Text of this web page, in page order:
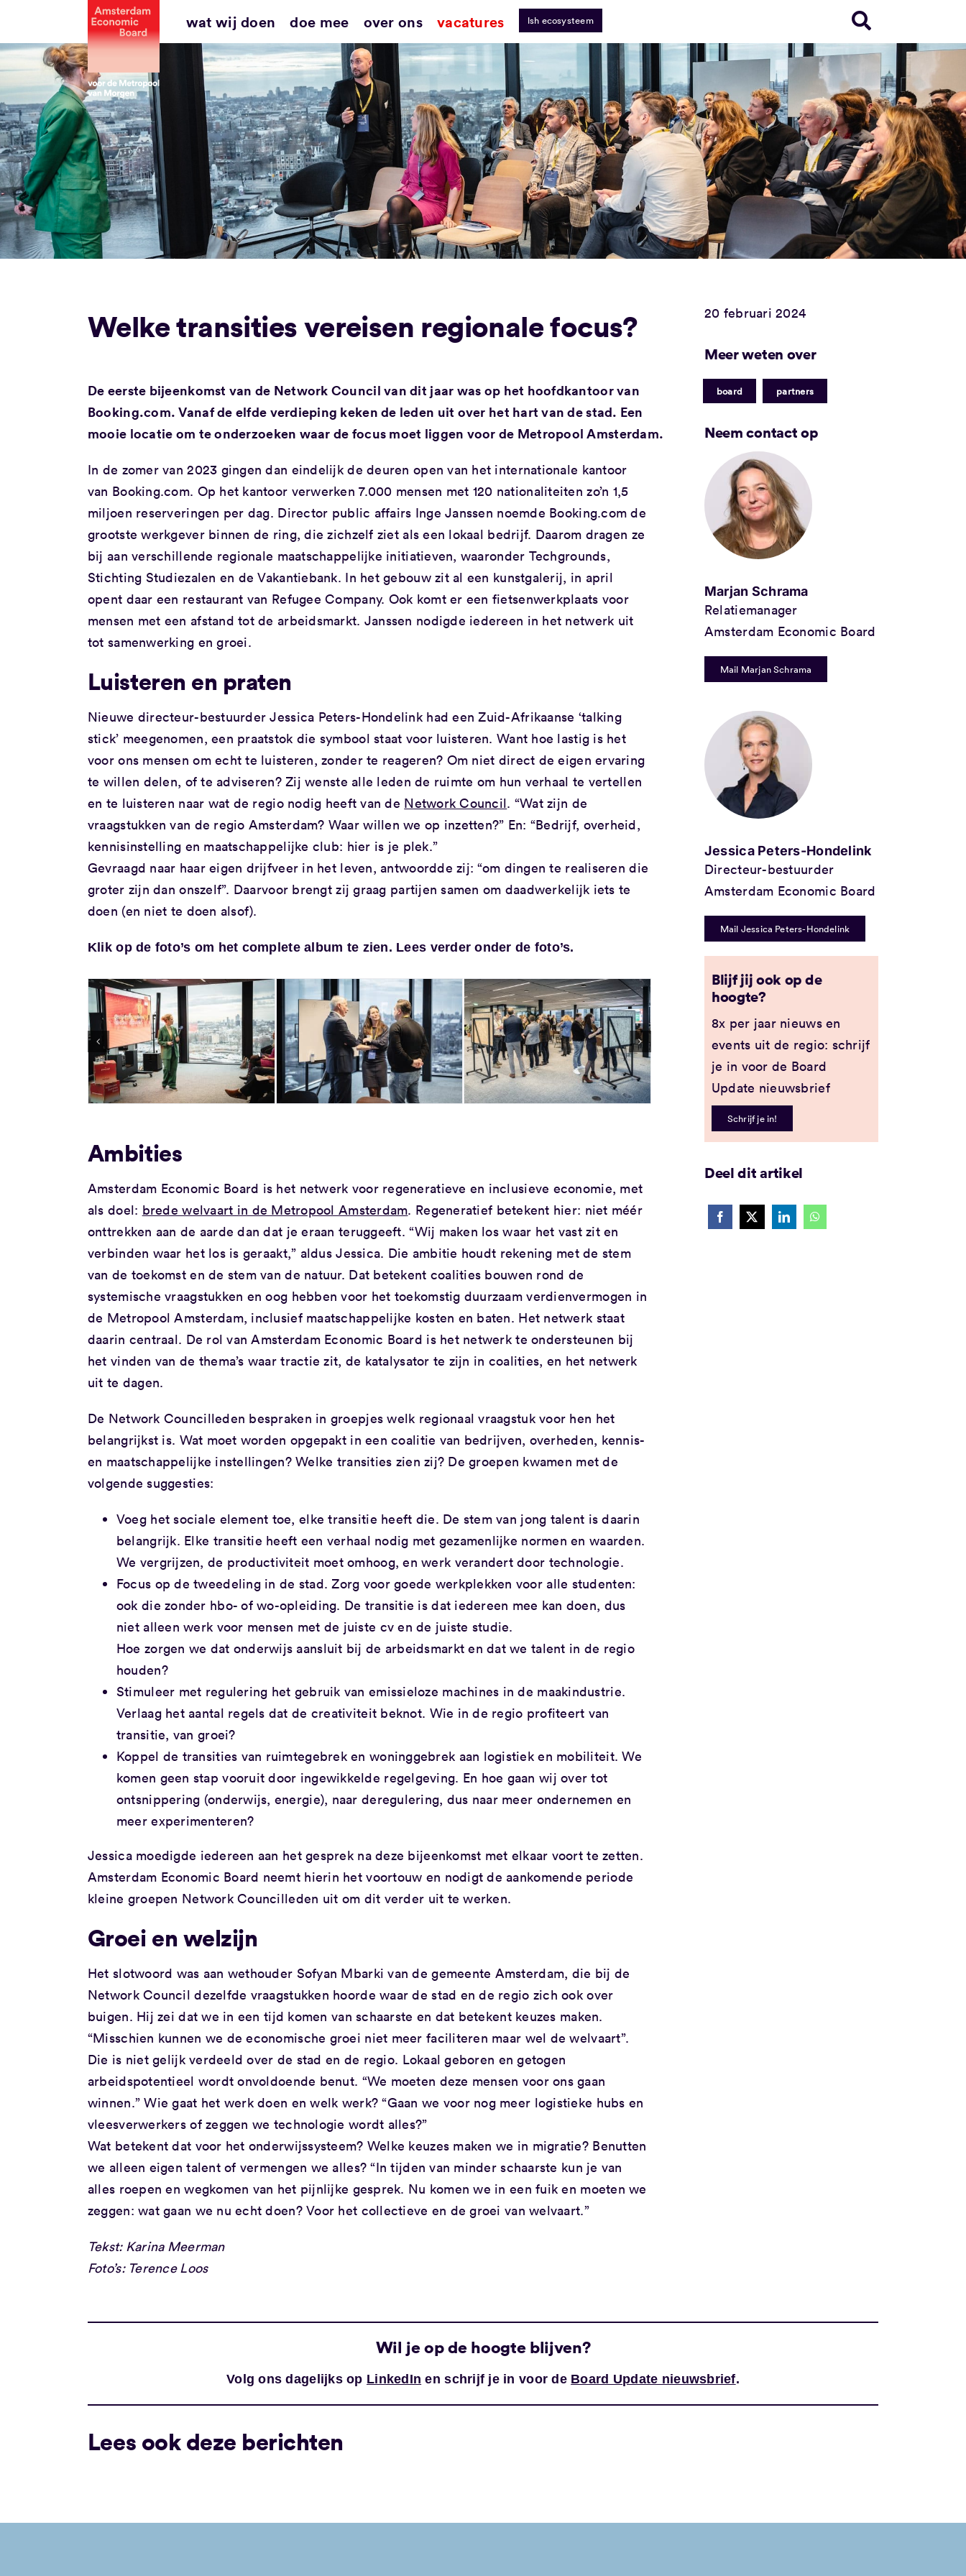
inhoud
wat wij doen doe mee over ons vacatures lsh ecosysteem
Welke transities vereisen regionale focus?
De eerste bijeenkomst van de Network Council van dit jaar was op het hoofdkantoor van
Booking.com. Vanaf de elfde verdieping keken de leden uit over het hart van de stad. Een
mooie locatie om te onderzoeken waar de focus moet liggen voor de Metropool Amsterdam.
In de zomer van 2023 gingen dan eindelijk de deuren open van het internationale kantoor
van Booking.com. Op het kantoor verwerken 7.000 mensen met 120 nationaliteiten zo’n 1,5
miljoen reserveringen per dag. Director public affairs Inge Janssen noemde Booking.com de
grootste werkgever binnen de ring, die zichzelf ziet als een lokaal bedrijf. Daarom dragen ze
bij aan verschillende regionale maatschappelijke initiatieven, waaronder Techgrounds,
Stichting Studiezalen en de Vakantiebank. In het gebouw zit al een kunstgalerij, in april
opent daar een restaurant van Refugee Company. Ook komt er een fietsenwerkplaats voor
mensen met een afstand tot de arbeidsmarkt. Janssen nodigde iedereen in het netwerk uit
tot samenwerking en groei.
Luisteren en praten
Nieuwe directeur-bestuurder Jessica Peters-Hondelink had een Zuid-Afrikaanse ‘talking
stick’ meegenomen, een praatstok die symbool staat voor luisteren. Want hoe lastig is het
voor ons mensen om echt te luisteren, zonder te reageren? Om niet direct de eigen ervaring
te willen delen, of te adviseren? Zij wenste alle leden de ruimte om hun verhaal te vertellen
en te luisteren naar wat de regio nodig heeft van de Network Council. “Wat zijn de
vraagstukken van de regio Amsterdam? Waar willen we op inzetten?” En: “Bedrijf, overheid,
kennisinstelling en maatschappelijke club: hier is je plek.”
Gevraagd naar haar eigen drijfveer in het leven, antwoordde zij: “om dingen te realiseren die
groter zijn dan onszelf”. Daarvoor brengt zij graag partijen samen om daadwerkelijk iets te
doen (en niet te doen alsof).
Klik op de foto’s om het complete album te zien. Lees verder onder de foto’s.
Ambities
Amsterdam Economic Board is het netwerk voor regeneratieve en inclusieve economie, met
als doel: brede welvaart in de Metropool Amsterdam. Regeneratief betekent hier: niet méér
onttrekken aan de aarde dan dat je eraan teruggeeft. “Wij maken los waar het vast zit en
verbinden waar het los is geraakt,” aldus Jessica. Die ambitie houdt rekening met de stem
van de toekomst en de stem van de natuur. Dat betekent coalities bouwen rond de
systemische vraagstukken en oog hebben voor het toekomstig duurzaam verdienvermogen in
de Metropool Amsterdam, inclusief maatschappelijke kosten en baten. Het netwerk staat
daarin centraal. De rol van Amsterdam Economic Board is het netwerk te ondersteunen bij
het vinden van de thema’s waar tractie zit, de katalysator te zijn in coalities, en het netwerk
uit te dagen.
De Network Councilleden bespraken in groepjes welk regionaal vraagstuk voor hen het
belangrijkst is. Wat moet worden opgepakt in een coalitie van bedrijven, overheden, kennis-
en maatschappelijke instellingen? Welke transities zien zij? De groepen kwamen met de
volgende suggesties:
Voeg het sociale element toe, elke transitie heeft die. De stem van jong talent is daarin
belangrijk. Elke transitie heeft een verhaal nodig met gezamenlijke normen en waarden.
We vergrijzen, de productiviteit moet omhoog, en werk verandert door technologie.
Focus op de tweedeling in de stad. Zorg voor goede werkplekken voor alle studenten:
ook die zonder hbo- of wo-opleiding. De transitie is dat iedereen mee kan doen, dus
niet alleen werk voor mensen met de juiste cv en de juiste studie.
Hoe zorgen we dat onderwijs aansluit bij de arbeidsmarkt en dat we talent in de regio
houden?
Stimuleer met regulering het gebruik van emissieloze machines in de maakindustrie.
Verlaag het aantal regels dat de creativiteit beknot. Wie in de regio profiteert van
transitie, van groei?
Koppel de transities van ruimtegebrek en woninggebrek aan logistiek en mobiliteit. We
komen geen stap vooruit door ingewikkelde regelgeving. En hoe gaan wij over tot
ontsnippering (onderwijs, energie), naar deregulering, dus naar meer ondernemen en
meer experimenteren?
Jessica moedigde iedereen aan het gesprek na deze bijeenkomst met elkaar voort te zetten.
Amsterdam Economic Board neemt hierin het voortouw en nodigt de aankomende periode
kleine groepen Network Councilleden uit om dit verder uit te werken.
Groei en welzijn
Het slotwoord was aan wethouder Sofyan Mbarki van de gemeente Amsterdam, die bij de
Network Council dezelfde vraagstukken hoorde waar de stad en de regio zich ook over
buigen. Hij zei dat we in een tijd komen van schaarste en dat betekent keuzes maken.
“Misschien kunnen we de economische groei niet meer faciliteren maar wel de welvaart”.
Die is niet gelijk verdeeld over de stad en de regio. Lokaal geboren en getogen
arbeidspotentieel wordt onvoldoende benut. “We moeten deze mensen voor ons gaan
winnen.” Wie gaat het werk doen en welk werk? “Gaan we voor nog meer logistieke hubs en
vleesverwerkers of zeggen we technologie wordt alles?”
Wat betekent dat voor het onderwijssysteem? Welke keuzes maken we in migratie? Benutten
we alleen eigen talent of vermengen we alles? “In tijden van minder schaarste kun je van
alles roepen en wegkomen van het pijnlijke gesprek. Nu komen we in een fuik en moeten we
zeggen: wat gaan we nu echt doen? Voor het collectieve en de groei van welvaart.”
Tekst: Karina Meerman
Foto’s: Terence Loos
20 februari 2024
Meer weten over
board partners
Neem contact op
Marjan Schrama
Relatiemanager
Amsterdam Economic Board
Mail Marjan Schrama
Jessica Peters-Hondelink
Directeur-bestuurder
Amsterdam Economic Board
Mail Jessica Peters-Hondelink
Blijf jij ook op de
hoogte?
8x per jaar nieuws en
events uit de regio: schrijf
je in voor de Board
Update nieuwsbrief
Schrijf je in!
Deel dit artikel
Wil je op de hoogte blijven?
Volg ons dagelijks op LinkedIn en schrijf je in voor de Board Update nieuwsbrief.
Lees ook deze berichten